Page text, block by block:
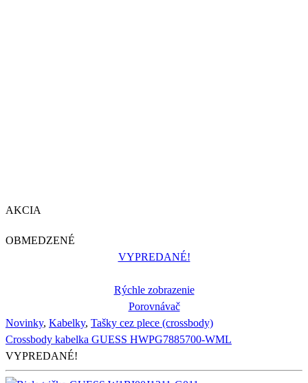
AKCIA
OBMEDZENÉ
VYPREDANÉ!
Rýchle zobrazenie
Porovnávač
Novinky, Kabelky, Tašky cez plece (crossbody)
Crossbody kabelka GUESS HWPG7885700-WML
VYPREDANÉ!